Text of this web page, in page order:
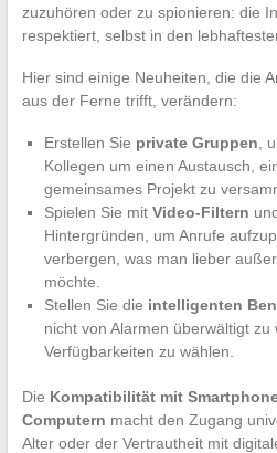
zuzuhören oder zu spionieren: die
respektiert, selbst in den
Hier sind einige Neuheiten, die die
aus der Ferne trifft, verändern:
Erstellen Sie private Gruppen ,
Kollegen um einen Austausch,
gemeinsames Projekt zu
Spielen Sie mit Video-Filtern
Hintergründen, um Anrufe
verbergen, was man lieber
möchte.
Stellen Sie die intelligenten
nicht von Alarmen überwältigt
Verfügbarkeiten zu wählen.
Die Kompatibilität mit
Computern macht den Zugang
Alter oder der Vertrautheit mit